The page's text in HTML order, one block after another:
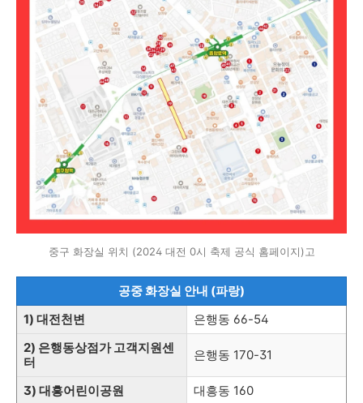
중구 화장실 위치 (2024 대전 0시 축제 공식 홈페이지)고
공중 화장실 안내 (파랑)
1) 대전천변
은행동 66-54
2) 은행동상점가 고객지원센
터
은행동 170-31
3) 대흥어린이공원
대흥동 160